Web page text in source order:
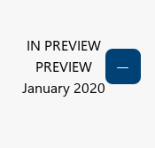
IN PREVIEW
PREVIEW
January 2020